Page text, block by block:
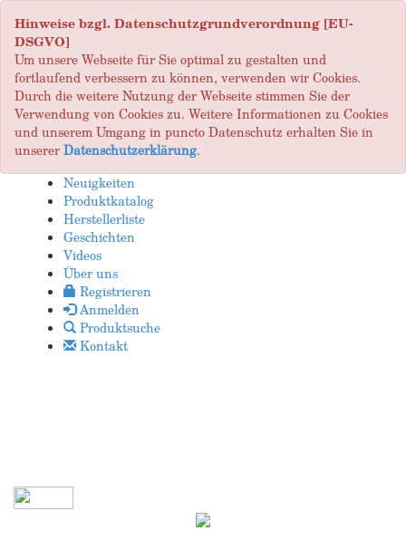
Hinweise bzgl. Datenschutzgrundverordnung [EU-
DSGVO]
Um unsere Webseite für Sie optimal zu gestalten und
fortlaufend verbessern zu können, verwenden wir Cookies.
Durch die weitere Nutzung der Webseite stimmen Sie der
Verwendung von Cookies zu. Weitere Informationen zu Cookies
und unserem Umgang in puncto Datenschutz erhalten Sie in
unsererDatenschutzerklärung.
Neuigkeiten
Produktkatalog
Herstellerliste
Geschichten
Videos
Über uns
Registrieren
Anmelden
Produktsuche
Kontakt